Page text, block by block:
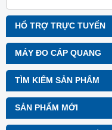
HỔ TRỢ TRỰC TUYẾN
MÁY ĐO CÁP QUANG
TÌM KIẾM SẢN PHẨM
SẢN PHẨM MỚI